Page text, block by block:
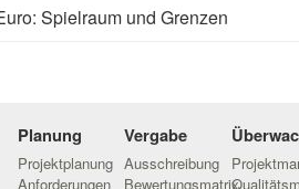
Spielraum und Grenzen
Planung
Projektplanung
Anforderungen
Vergabe
Ausschreibung
Bewertungsmatrix